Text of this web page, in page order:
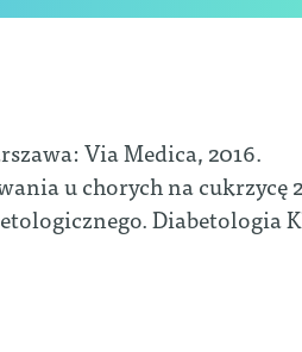
Via Medica, 2016.
u chorych na cukrzycę
Diabetologia